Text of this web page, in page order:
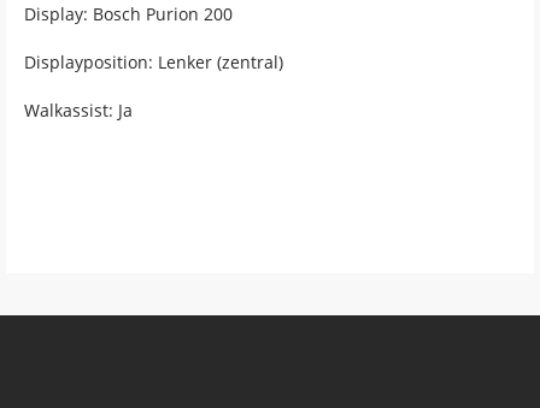
Display: Bosch Purion 200
Displayposition: Lenker (zentral)
Walkassist: Ja